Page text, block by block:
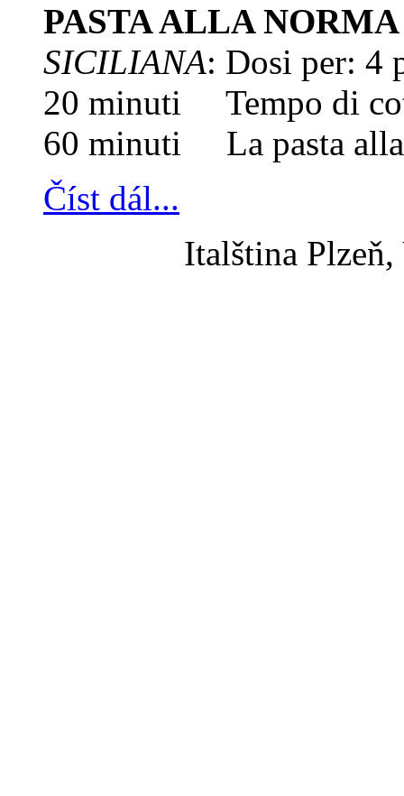
PASTA ALLA NORMA
SICILIANA: Dosi per: 4
20 minuti Tempo di
60 minuti La pasta
Číst dál...
Italština